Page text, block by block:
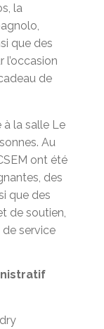
la
que des
l’occasion
de
à la salle Le
Au
ont été
des
que des
de soutien,
service